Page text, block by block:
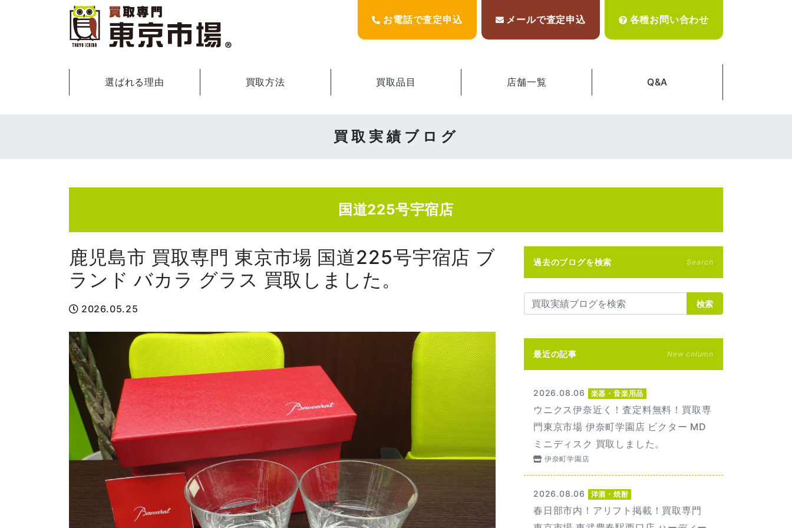
お電話で査定申込 メールで査定申込 各種お問い合わせ
選ばれる理由 買取方法 買取品目 店舗一覧 Q&A
買取実績ブログ
国道225号宇宿店
鹿児島市 買取専門 東京市場 国道225号宇宿店 ブ
ランド バカラ グラス 買取しました。
2026.05.25
過去のブログを検索 Search
検索
最近の記事 New column
2026.08.06 楽器・音楽用品
ウニクス伊奈近く！査定料無料！買取専
門東京市場 伊奈町学園店 ビクター MD
ミニディスク 買取しました。
伊奈町学園店
2026.08.06 洋酒・焼酎
春日部市内！アリフト掲載！買取専門